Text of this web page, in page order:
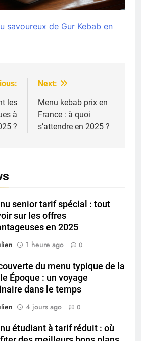
savoureux de Gur Kebab en
les
à
?
Next:
Menu kebab prix en
France : à quoi
s’attendre en 2025 ?
senior tarif spécial : tout
sur les offres
en 2025
1 heure ago 0
du menu typique de la
Époque : un voyage
dans le temps
4 jours ago 0
étudiant à tarif réduit : où